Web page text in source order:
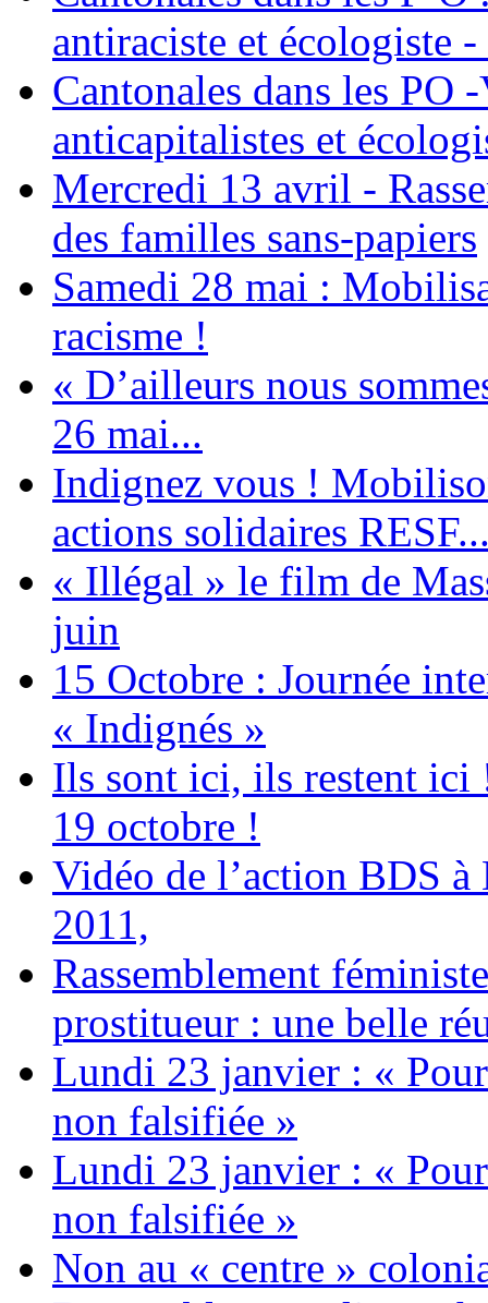
antiraciste et écologiste
Cantonales dans les PO
anticapitalistes et
Mercredi 13 avril -
des familles sans-papiers
Samedi 28 mai :
racisme !
« D’ailleurs nous
26 mai...
Indignez vous !
actions solidaires
« Illégal » le film de
juin
15 Octobre : Journée
« Indignés »
Ils sont ici, ils restent ici
19 octobre !
Vidéo de l’action BDS
2011,
Rassemblement
prostitueur : une belle
Lundi 23 janvier : «
non falsifiée »
Lundi 23 janvier : «
non falsifiée »
Non au « centre »